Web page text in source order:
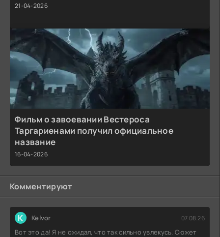
21-04-2026
Фильм о завоевании Вестероса
Таргариенами получил официальное
название
16-04-2026
Комментируют
K Kelvor 07.08.26
Вот это да! Я не ожидал, что так сильно увлекусь. Сюжет